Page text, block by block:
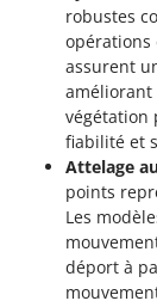
robustes
opérations
assurent
végétation
fiabilité et
Attelage
points
Les
déport à